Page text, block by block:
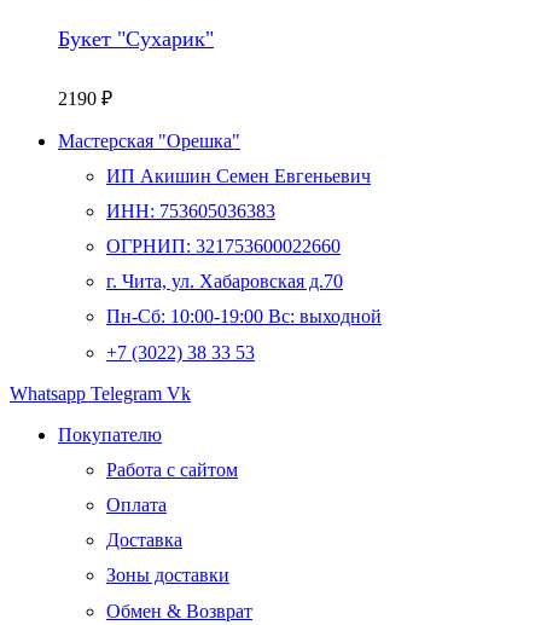
Букет "Сухарик"
2190 ₽
Мастерская "Орешка"
ИП Акишин Семен Евгеньевич
ИНН: 753605036383
ОГРНИП: 321753600022660
г. Чита, ул. Хабаровская д.70
Пн-Сб: 10:00-19:00 Вс: выходной
+7 (3022) 38 33 53
Whatsapp Telegram Vk
Покупателю
Работа с сайтом
Оплата
Доставка
Зоны доставки
Обмен & Возврат